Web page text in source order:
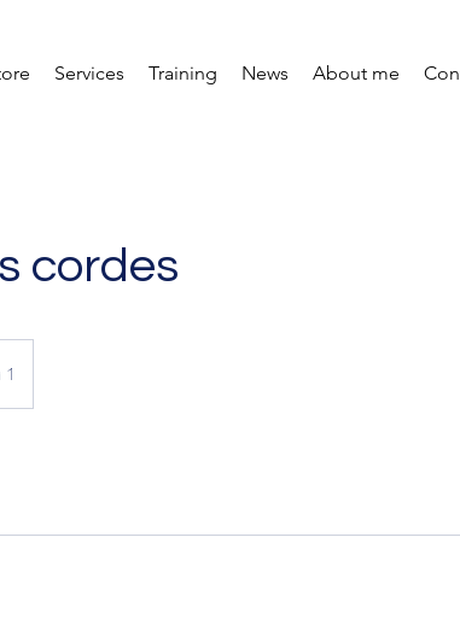
Services Training News About me
cordes